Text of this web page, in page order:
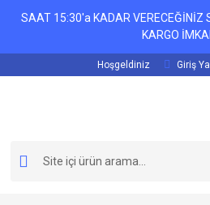
SAAT 15:30'a KADAR VERECEĞİNİZ
KARGO
Hoşgeldiniz Giriş